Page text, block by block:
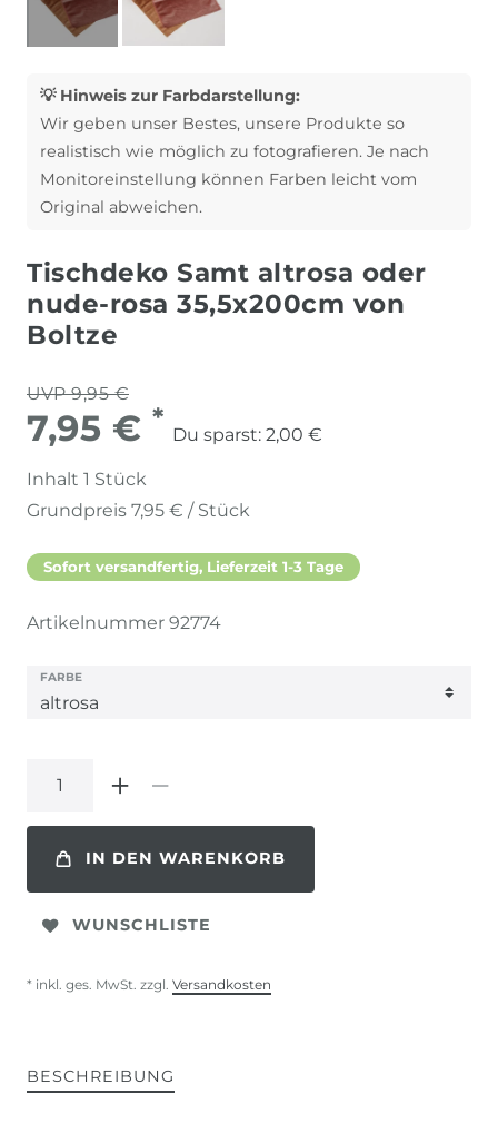
💡 Hinweis zur Farbdarstellung:
Wir geben unser Bestes, unsere Produkte so
realistisch wie möglich zu fotografieren. Je nach
Monitoreinstellung können Farben leicht vom
Original abweichen.
Tischdeko Samt altrosa oder
nude-rosa 35,5x200cm von
Boltze
UVP 9,95 €
7,95 € *
Du sparst: 2,00 €
Inhalt 1 Stück
Grundpreis 7,95 € / Stück
Sofort versandfertig, Lieferzeit 1-3 Tage
Artikelnummer 92774
FARBE
IN DEN WARENKORB
WUNSCHLISTE
* inkl. ges. MwSt. zzgl. Versandkosten
BESCHREIBUNG